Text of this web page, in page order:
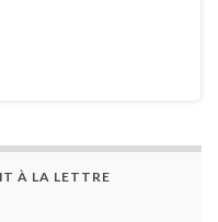
À LA LETTRE